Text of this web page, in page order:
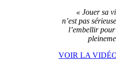
« Jouer sa
n’est pas
l’embellir
VOIR LA